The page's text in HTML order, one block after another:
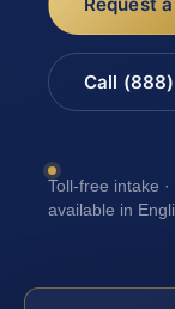
Request
Call
Toll-free intake
available in